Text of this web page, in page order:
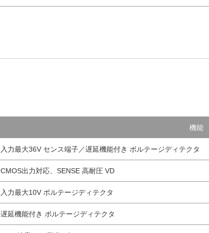
機能
入力最大36V センス端子／遅延機能付き ボルテージディテクタ
CMOS出力対応、SENSE 高耐圧 VD
入力最大10V ボルテージディテクタ
遅延機能付き ボルテージディテクタ